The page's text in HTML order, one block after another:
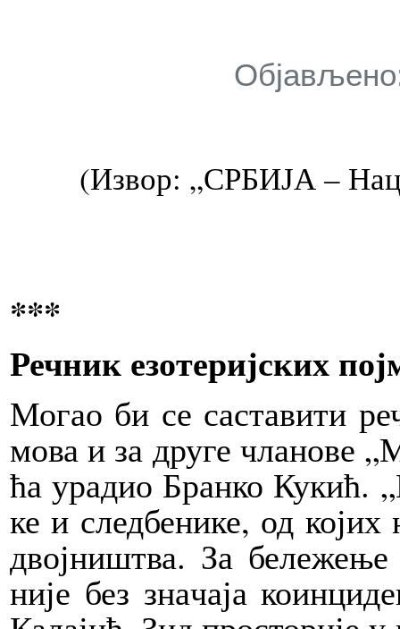
(Извор: „СРБИЈА –
***
Реч­ник езо­те­риј­ских
Мо­гао би се са­ста­ви­ти
мо­ва и за дру­ге чла­но­ве
ћа ура­дио Бран­ко Ку­кић.
ке и след­бе­ни­ке, од
двој­ни­штва. За
ни­је без зна­ча­ја